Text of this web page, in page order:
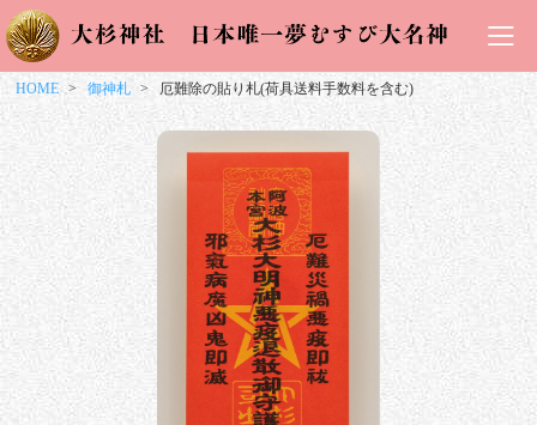
HOME 御神札 厄難除の貼り札(荷具送料手数料を含む)